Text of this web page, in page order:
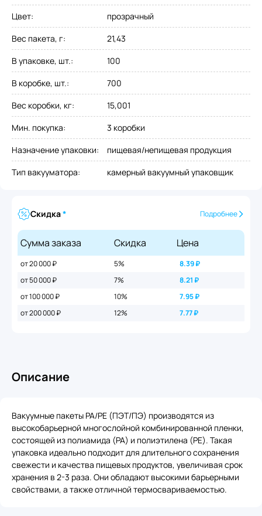
Цвет:
прозрачный
Вес пакета, г:
21,43
В упаковке, шт.:
100
В коробке, шт.:
700
Вес коробки, кг:
15,001
Мин. покупка:
3 коробки
Назначение упаковки:
пищевая/непищевая продукция
Тип вакууматора: камерный вакуумный упаковщик
Скидка* Подробнее
Сумма заказа Скидка Цена
от 20 000 ₽ 5% 8.39₽
от 50 000 ₽
7% 8.21₽
от 100 000 ₽
10% 7.95₽
от 200 000 ₽
12% 7.77₽
Описание
Вакуумные пакеты PA/PE (ПЭТ/ПЭ) производятся из
высокобарьерной многослойной комбинированной пленки,
состоящей из полиамида (PA) и полиэтилена (PE). Такая
упаковка идеально подходит для длительного сохранения
свежести и качества пищевых продуктов, увеличивая срок
хранения в 2-3 раза. Они обладают высокими барьерными
свойствами, а также отличной термосвариваемостью.